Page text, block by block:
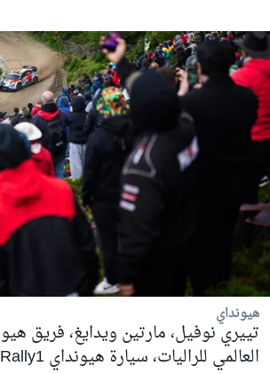
هيونداي
تييري نوفيل، مارتين ويدايغ، فريق
العالمي للراليات، سيارة هيونداي i20 N Rally1